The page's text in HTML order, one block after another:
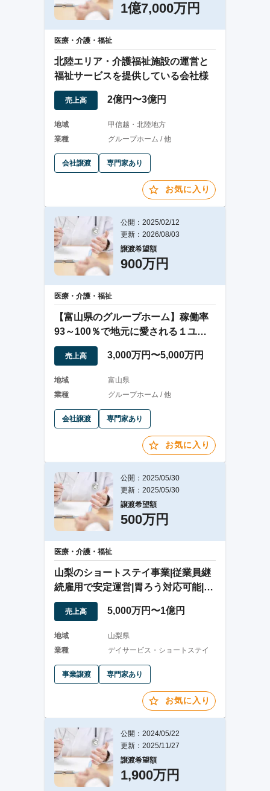
1億7,000万円
医療・介護・福祉
北陸エリア・介護福祉施設の運営と
福祉サービスを提供している会社様
売上高 2億円〜3億円
地域
甲信越・北陸地方
業種
グループホーム / 他
会社譲渡 専門家あり
お気に入り
公開：2025/02/12
更新：2026/08/03
譲渡希望額
900万円
医療・介護・福祉
【富山県のグループホーム】稼働率
93～100％で地元に愛される１ユニ
ット型の譲渡
売上高 3,000万円〜5,000万円
地域
富山県
業種
グループホーム / 他
会社譲渡 専門家あり
お気に入り
公開：2025/05/30
更新：2025/05/30
譲渡希望額
500万円
医療・介護・福祉
山梨のショートステイ事業|従業員継
続雇用で安定運営|胃ろう対応可能|地
域密着型
売上高 5,000万円〜1億円
地域
山梨県
業種
デイサービス・ショートステイ
事業譲渡 専門家あり
お気に入り
公開：2024/05/22
更新：2025/11/27
譲渡希望額
1,900万円